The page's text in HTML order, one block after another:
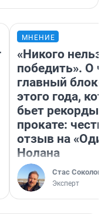
МНЕНИЕ
«Никого нельзя
победить». О
главный
этого года,
бьет рекорды в
прокате:
отзыв на
Нолана
Стас Соколов
Эксперт